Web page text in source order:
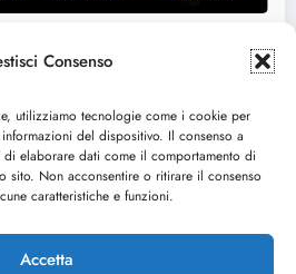
Consenso
utilizziamo tecnologie come i cookie per
del dispositivo. Il consenso a
elaborare dati come il comportamento di
sito. Non acconsentire o ritirare il consenso
caratteristiche e funzioni.
Accetta
su:
TWITTER
YOUTUBE